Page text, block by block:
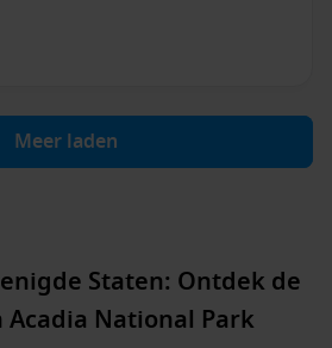
Meer laden
Staten: Ontdek de
Acadia National Park